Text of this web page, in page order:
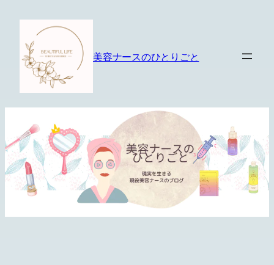
美容ナースのひとりごと